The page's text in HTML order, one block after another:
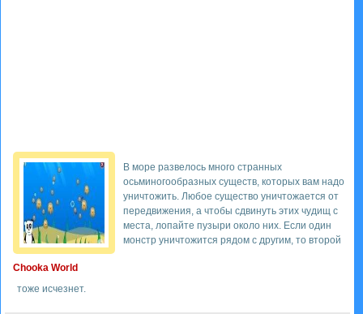
Chooka World
В море развелось много странных
осьминогообразных существ, которых вам надо
уничтожить. Любое существо уничтожается от
передвижения, а чтобы сдвинуть этих чудищ с
места, лопайте пузыри около них. Если один
монстр уничтожится рядом с другим, то второй
тоже исчезнет.